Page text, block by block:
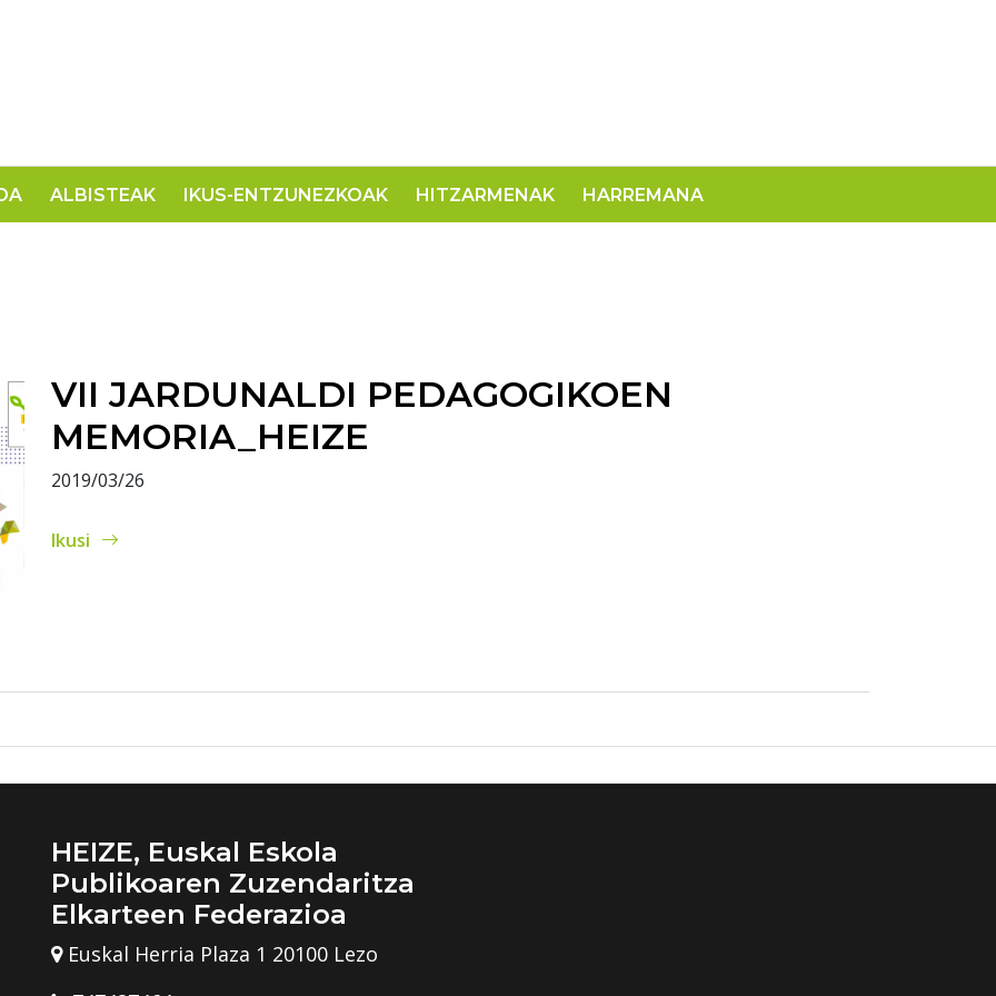
ALBISTEAK IKUS-ENTZUNEZKOAK HITZARMENAK HARREMANA
VII JARDUNALDI PEDAGOGIKOEN
MEMORIA_HEIZE
2019/03/26
Ikusi
HEIZE, Euskal Eskola
Publikoaren Zuzendaritza
Elkarteen Federazioa
Euskal Herria Plaza 1 20100 Lezo